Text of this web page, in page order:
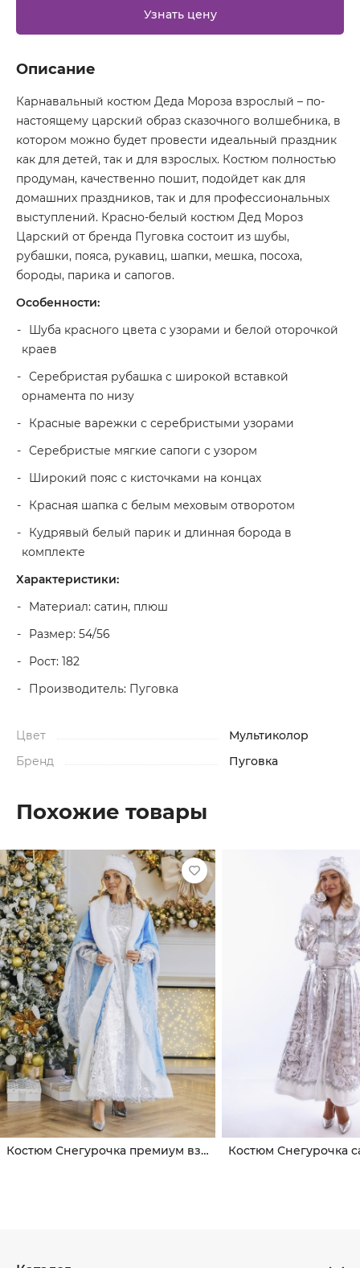
Узнать цену
Описание
Карнавальный костюм Деда Мороза взрослый – по-
настоящему царский образ сказочного волшебника, в
котором можно будет провести идеальный праздник
как для детей, так и для взрослых. Костюм полностью
продуман, качественно пошит, подойдет как для
домашних праздников, так и для профессиональных
выступлений. Красно-белый костюм Дед Мороз
Царский от бренда Пуговка состоит из шубы,
рубашки, пояса, рукавиц, шапки, мешка, посоха,
бороды, парика и сапогов.
Особенности:
Шуба красного цвета с узорами и белой оторочкой
краев
Серебристая рубашка с широкой вставкой
орнамента по низу
Красные варежки с серебристыми узорами
Серебристые мягкие сапоги с узором
Широкий пояс с кисточками на концах
Красная шапка с белым меховым отворотом
Кудрявый белый парик и длинная борода в
комплекте
Характеристики:
Материал: сатин, плюш
Размер: 54/56
Рост: 182
Производитель: Пуговка
Цвет
Мультиколор
Бренд
Пуговка
Похожие товары
Костюм Снегурочка премиум взрослая